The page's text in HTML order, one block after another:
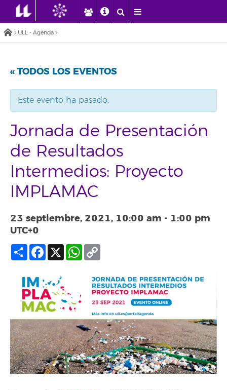
ULL - Agenda
« TODOS LOS EVENTOS
Este evento ha pasado.
Jornada de Presentación
de Resultados
Intermedios: Proyecto
IMPLAMAC
23 septiembre, 2021, 10:00 am - 1:00 pm
UTC+0
Compartir
Facebook
X WhatsApp